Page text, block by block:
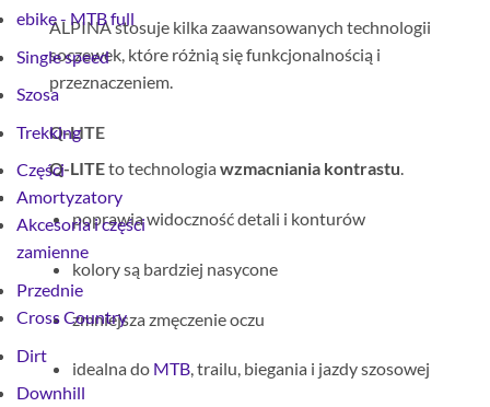
ebike - MTB full
Single speed
Szosa
Trekking
Części
Amortyzatory
Akcesoria i części
zamienne
Przednie
Cross Country
Dirt
Downhill
ALPINA stosuje kilka zaawansowanych technologii
soczewek, które różnią się funkcjonalnością i
przeznaczeniem.
Q-LITE
Q-LITEto technologia wzmacniania kontrastu.
poprawia widoczność detali i konturów
kolory są bardziej nasycone
zmniejsza zmęczenie oczu
idealna do MTB, trailu, biegania i jazdy szosowej